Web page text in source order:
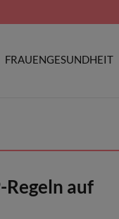
FRAUENGESUNDHEIT
auf